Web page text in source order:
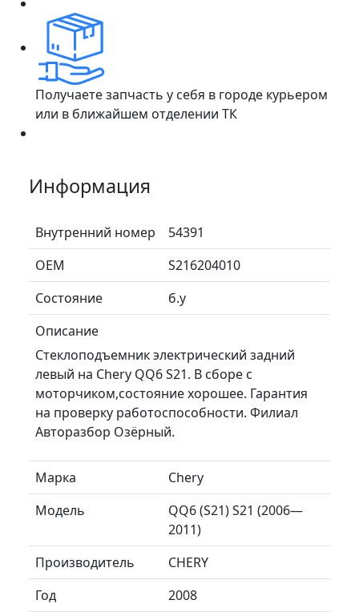
Получаете запчасть у себя в городе курьером
или в ближайшем отделении ТК
Информация
Внутренний номер
54391
ОЕМ
S216204010
Состояние
б.у
Описание
Стеклоподъемник электрический задний
левый на Chery QQ6 S21. В сборе с
моторчиком,состояние хорошее. Гарантия
на проверку работоспособности. Филиал
Авторазбор Озёрный.
Марка
Chery
Модель
QQ6 (S21) S21 (2006—
2011)
Производитель
CHERY
Год
2008